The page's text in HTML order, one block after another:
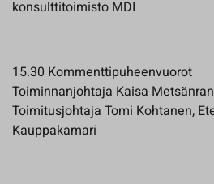
konsulttitoimisto MDI
15.30 Kommenttipuheenvuorot
Toiminnanjohtaja Kaisa
Toimitusjohtaja Tomi Kohtanen,
Kauppakamari